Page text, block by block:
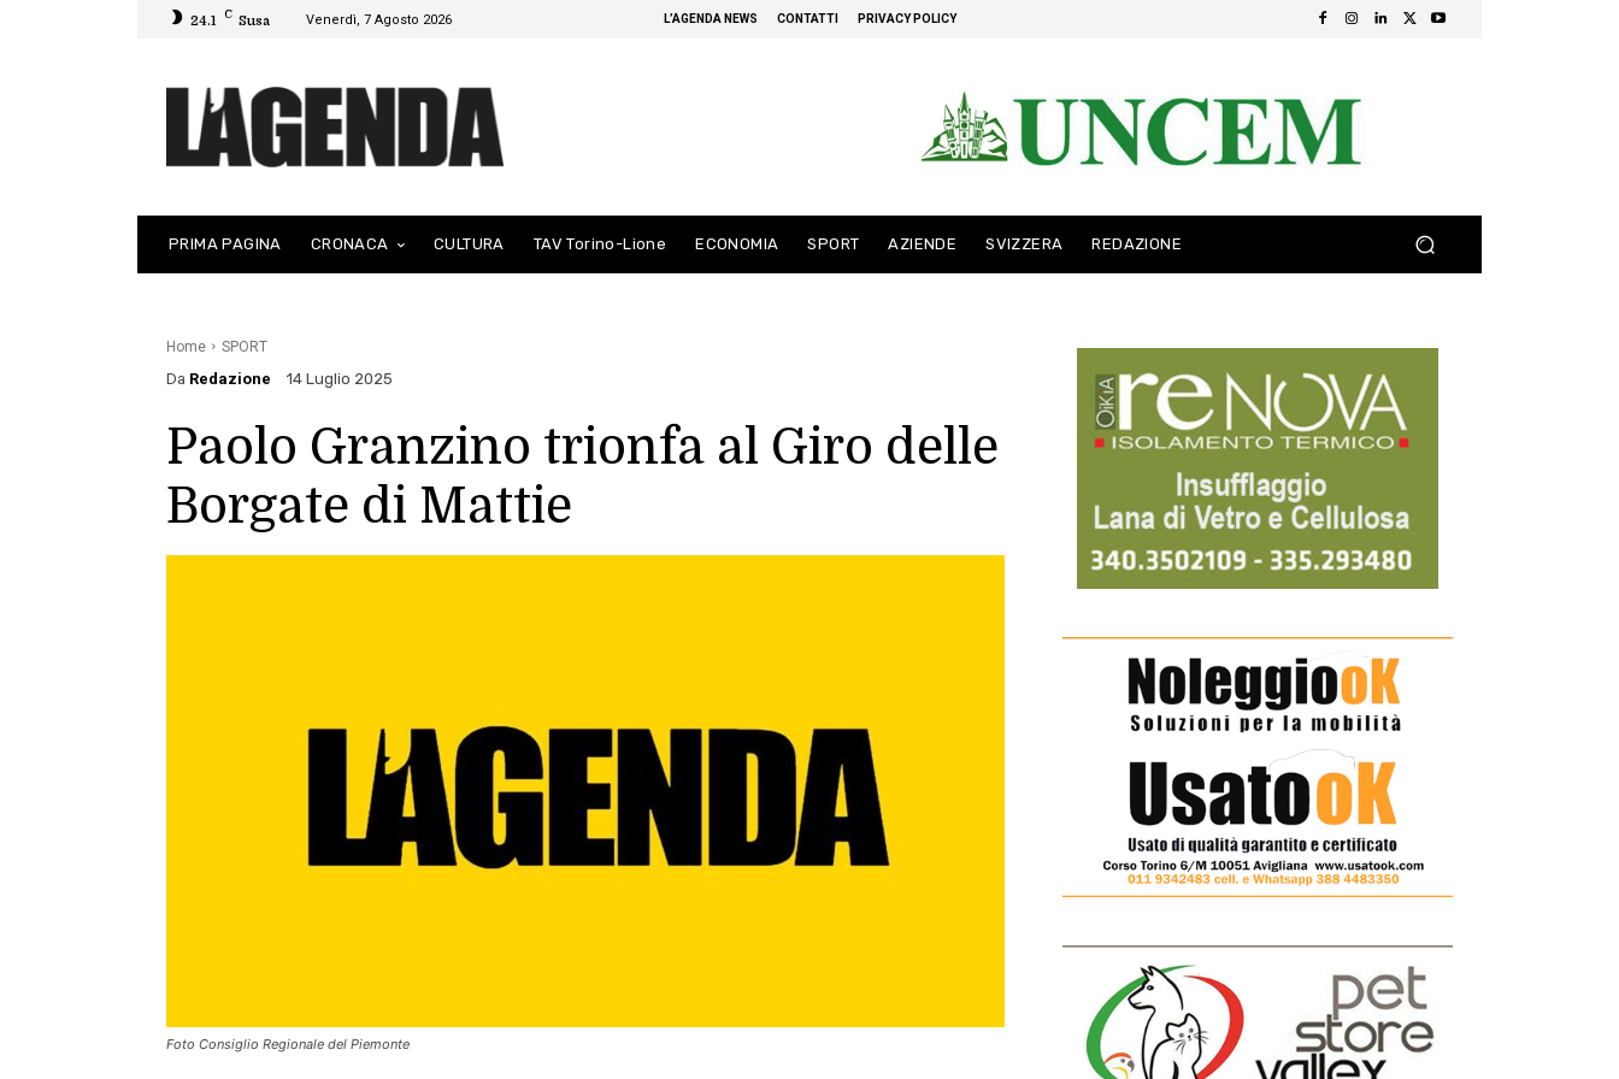
24.1 C Susa Venerdì, 7 Agosto 2026 L’AGENDA NEWS CONTATTI PRIVACY POLICY
PRIMA PAGINA CRONACA CULTURA TAV Torino-Lione ECONOMIA SPORT AZIENDE SVIZZERA REDAZIONE
Home SPORT
Da Redazione 14 Luglio 2025
Paolo Granzino trionfa al Giro delle
Borgate di Mattie
Foto Consiglio Regionale del Piemonte